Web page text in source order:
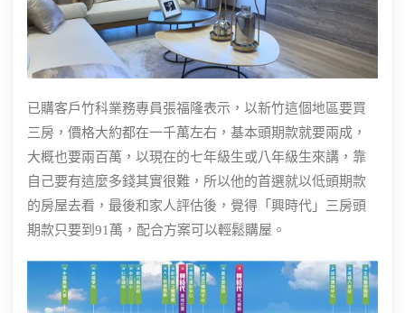
已購客戶竹科業務專員張福隆表示，以新竹這個地區要買
三房，價格大約都在一千萬左右，基本頭期款就要兩成，
大概也要兩百萬，以現在的七年級生或八年級生來講，靠
自己要有這麼多錢其實很難，所以他的首選就以低頭期款
的房屋去看，最後和家人評估後，覺得「興時代」三房頭
期款只要到91萬，配合方案可以輕鬆購屋。